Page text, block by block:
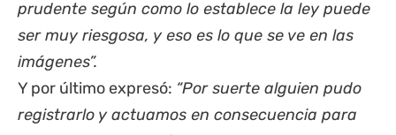
prudente según como lo establece la ley puede
ser muy riesgosa, y eso es lo que se ve en las
imágenes”.
Y por último expresó: “Por suerte alguien pudo
registrarlo y actuamos en consecuencia para